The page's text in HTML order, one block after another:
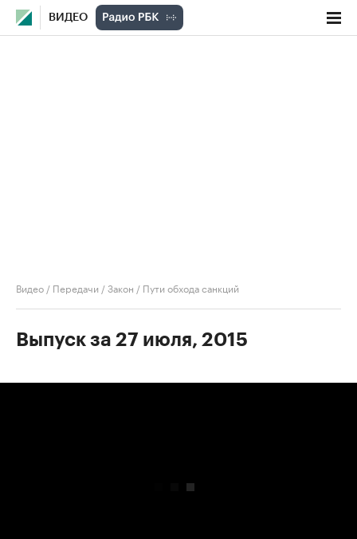
ВИДЕО
Видео / Передачи /Закон / Пути обхода санкций
Выпуск за 27 июля, 2015